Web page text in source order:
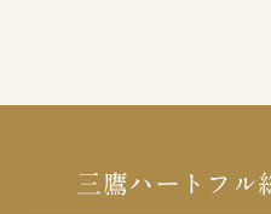
三鷹ハートフル